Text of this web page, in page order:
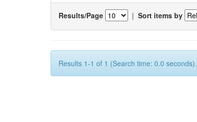
Results/Page | Sort items by
Results 1-1 of 1 (Search time: 0.0 seconds).